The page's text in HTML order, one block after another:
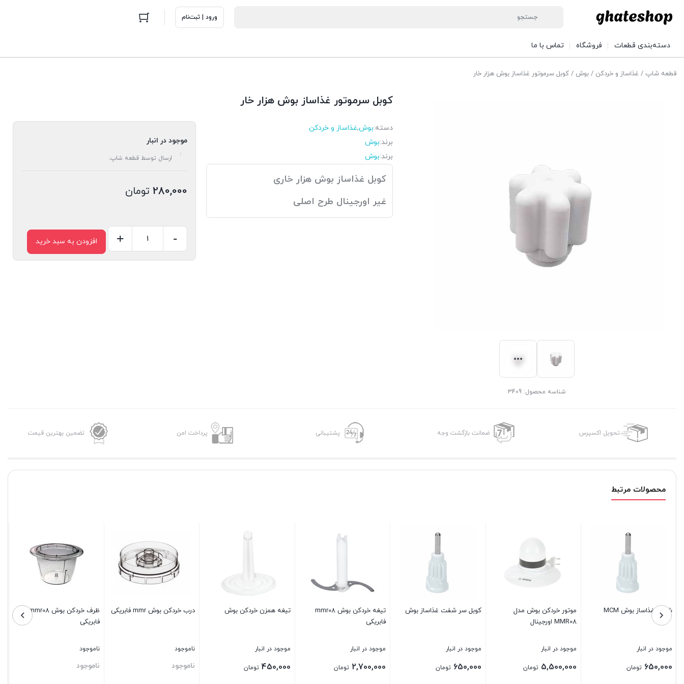
ورود | ثبت‌نام
دسته‌بندی قطعات فروشگاه تماس با ما
قطعه شاپ / غذاساز و خردکن / بوش / کوبل سرموتور غذاساز بوش هزار خار
شناسه محصول: 3409
کوبل سرموتور غذاساز بوش هزار خار
دسته:بوش,غذاساز و خردکن
برند:بوش
برند:بوش
کوبل غذاساز بوش هزار خاری
غیر اورجینال طرح اصلی
موجود در انبار
ارسال توسط قطعه شاپ.
280,000 تومان
سرموتور
-
+ افزودن به سبد خرید
تحویل اکسپرس ضمانت بازگشت وجه پشتیبانی پرداخت امن تضمین بهترین قیمت
محصولات مرتبط
شفت غذاساز بوش MCM
موجود در انبار
650,000 تومان
موتور خردکن بوش مدل
MMR08 اورجینال
موجود در انبار
5,500,000 تومان
کوبل سر شفت غذاساز بوش
موجود در انبار
650,000 تومان
تیغه خردکن بوش mmr08
فابریکی
موجود در انبار
2,700,000 تومان
تیغه همزن خردکن بوش
موجود در انبار
450,000 تومان
درب خردکن بوش mmr فابریکی
ناموجود
ناموجود
ظرف خردکن بوش mmr08
فابریکی
ناموجود
ناموجود